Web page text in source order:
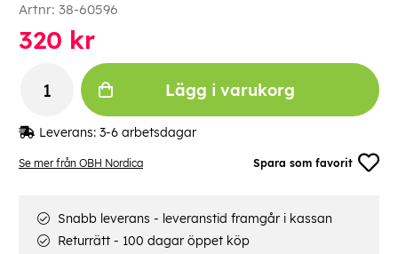
Se mer från OBH Nordica Spara som favorit
Artnr: 38-60596
320 kr
Lägg i varukorg
Leverans: 3-6 arbetsdagar
Snabb leverans - leveranstid framgår i kassan
Returrätt - 100 dagar öppet köp